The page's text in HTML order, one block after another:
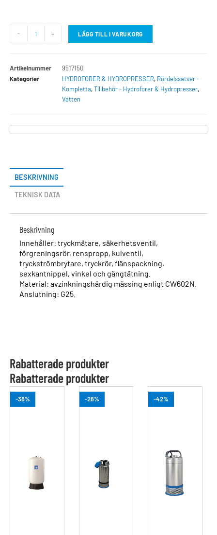
- + LÄGG TILL I VARUKORG
Artikelnummer
9517150
Kategorier
HYDROFORER & HYDROPRESSER, Rördelssatser -
Kompletta,Tillbehör - Hydroforer & Hydropresser,
Vatten
BESKRIVNING
TEKNISK DATA
Beskrivning
Innehåller: tryckmätare, säkerhetsventil,
förgreningsrör, renspropp, kulventil,
tryckströmbrytare, tryckrör, flänspackning,
sexkantnippel, vinkel och gängtätning.
Material: avzinkningshärdig mässing enligt CW602N.
Anslutning: G25.
Rabatterade produkter
Rabatterade produkter
-38% -26% -42%